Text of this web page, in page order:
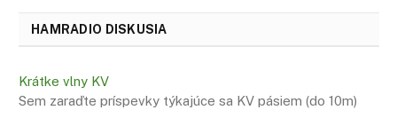
HAMRADIO DISKUSIA
Krátke vlny KV
Sem zaraďte príspevky týkajúce sa KV pásiem (do 10m)